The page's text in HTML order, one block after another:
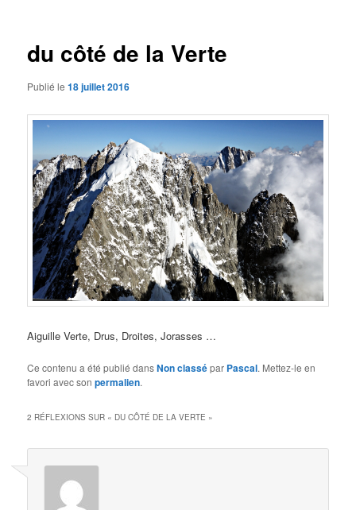
du côté de la Verte
Publié le18 juillet 2016
Aiguille Verte, Drus, Droites, Jorasses …
Ce contenu a été publié dansNon classépar Pascal. Mettez-le en
favori avec sonpermalien.
2 RÉFLEXIONS SUR « DU CÔTÉ DE LA VERTE »